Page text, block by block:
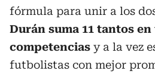
fórmula para unir a los
Durán suma 11 tantos en
competencias y a la vez
futbolistas con mejor